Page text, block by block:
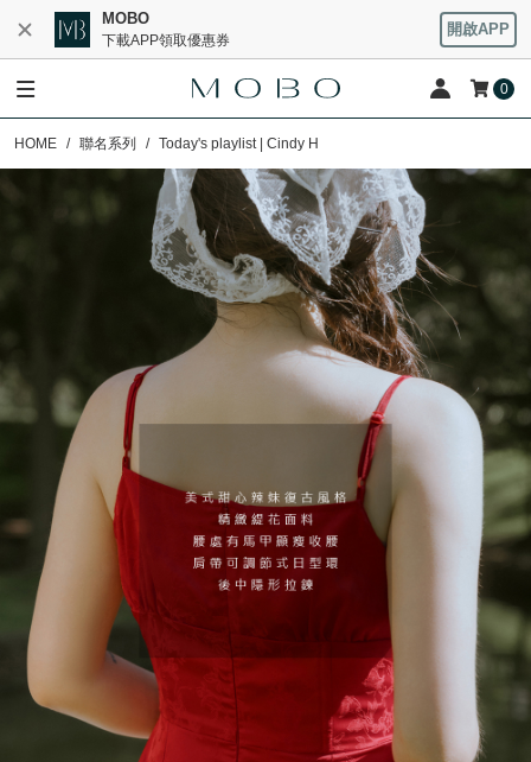
MOBO
下載APP領取優惠券
開啟APP
0
HOME 聯名系列 Today's playlist | Cindy H